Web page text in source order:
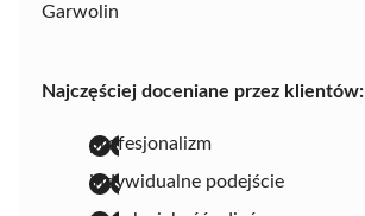
Garwolin
Najczęściej doceniane przez klientów:
profesjonalizm
indywidualne podejście